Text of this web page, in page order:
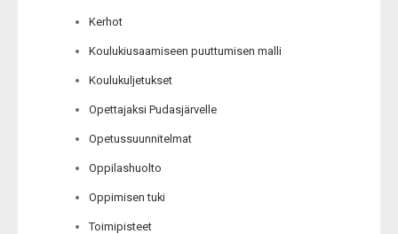
Kerhot
Koulukiusaamiseen puuttumisen malli
Koulukuljetukset
Opettajaksi Pudasjärvelle
Opetussuunnitelmat
Oppilashuolto
Oppimisen tuki
Toimipisteet